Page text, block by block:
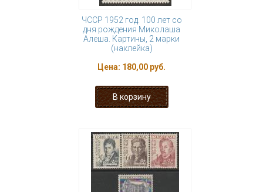
ЧССР 1952 год. 100 лет со
дня рождения Миколаша
Алеша. Картины, 2 марки
(наклейка)
Цена: 180,00 руб.